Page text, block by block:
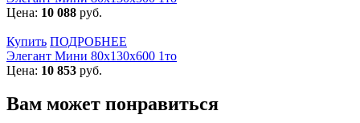
Цена: 10 088 руб.
Купить ПОДРОБНЕЕ
Элегант Мини 80x130x600 1то
Цена: 10 853 руб.
Вам может понравиться